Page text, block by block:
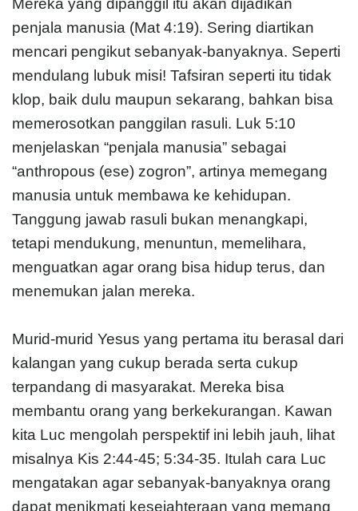
penjala manusia (Mat 4:19). Sering diartikan
mencari pengikut sebanyak-banyaknya. Seperti
mendulang lubuk misi! Tafsiran seperti itu tidak
klop, baik dulu maupun sekarang, bahkan bisa
memerosotkan panggilan rasuli. Luk 5:10
menjelaskan “penjala manusia” sebagai
“anthropous (ese) zogron”, artinya memegang
manusia untuk membawa ke kehidupan.
Tanggung jawab rasuli bukan menangkapi,
tetapi mendukung, menuntun, memelihara,
menguatkan agar orang bisa hidup terus, dan
menemukan jalan mereka.
Murid-murid Yesus yang pertama itu berasal dari
kalangan yang cukup berada serta cukup
terpandang di masyarakat. Mereka bisa
membantu orang yang berkekurangan. Kawan
kita Luc mengolah perspektif ini lebih jauh, lihat
misalnya Kis 2:44-45; 5:34-35. Itulah cara Luc
mengatakan agar sebanyak-banyaknya orang
dapat menikmati kesejahteraan yang memang